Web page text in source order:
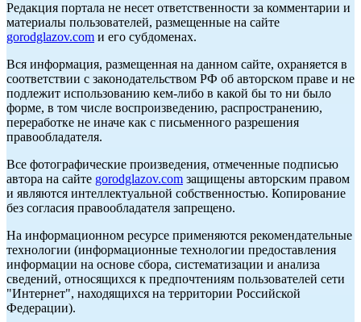
Редакция портала не несет ответственности за комментарии и
материалы пользователей, размещенные на сайте
gorodglazov.com и его субдоменах.
Вся информация, размещенная на данном сайте, охраняется в
соответствии с законодательством РФ об авторском праве и не
подлежит использованию кем-либо в какой бы то ни было
форме, в том числе воспроизведению, распространению,
переработке не иначе как с письменного разрешения
правообладателя.
Все фотографические произведения, отмеченные подписью
автора на сайте gorodglazov.com защищены авторским правом
и являются интеллектуальной собственностью. Копирование
без согласия правообладателя запрещено.
На информационном ресурсе применяются рекомендательные
технологии (информационные технологии предоставления
информации на основе сбора, систематизации и анализа
сведений, относящихся к предпочтениям пользователей сети
"Интернет", находящихся на территории Российской
Федерации).